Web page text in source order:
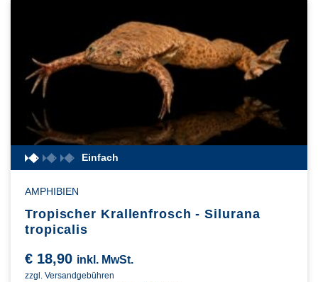
Einfach
AMPHIBIEN
Tropischer Krallenfrosch - Silurana
tropicalis
€ 18,90 inkl. MwSt.
zzgl. Versandgebühren